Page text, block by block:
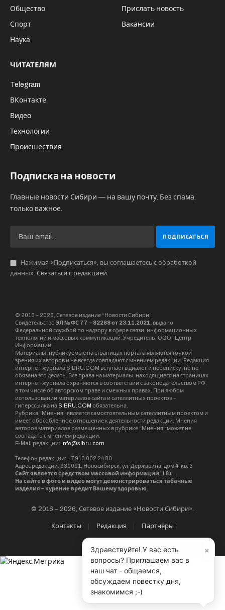
Общество
Спорт
Наука
Прислать новость
Вакансии
ЧИТАТЕЛЯМ
Telegram
ВКонтакте
Видео
Технологии
Происшествия
Подписка на новости
Главные новости Сибири — на вашу почту. Без спама,
только важное.
Нажимая «Подписаться», вы соглашаетесь с обработкой
данных. Связаться с редакцией.
© 2016 – 2026, Сетевое издание “Новости Сибири”.
Свидетельство ЭЛ № ФС 77 – 82268 от 23.11.2021, выдано
Федеральной службой по надзору в сфере связи, информационных
технологий и массовых коммуникаций. Учредитель: ООО “Центр
Информации”
Материалы, публикуемые на страницах портала являются точкой
зрения их авторов и не всегда совпадают с мнением редакции. Редакция
интернет-журнала SIBRU.COM вступает в диалог и переписку, но не
обязана это делать. Все права на материалы, находящиеся на страницах
интернет-журнала охраняются в соответствии с законодательством РФ,
в том числе об авторском праве и смежных правах. При любом
использовании материалов сайта и сателлитных проектов –
гиперссылка на SIBRU.COM обязательна.
Рубрика “Мнения” является самостоятельным сателлитным проектом и
имеет обособленное отношение к деятельности редакции. Мнения
авторов материалов размещенных в рубрике “Мнения” может не
совпадать с мнением редакции.
E-Mail редакции: info@sibru.com
Телефон редакции: +7 913 002 24 80
Адрес редакции: 630091, Новосибирск, ул. Державина, дом 4, кв. 3
Сайт является средством массовой информации. 18+.
На сайте в фото и видео могут демонстрироваться табачные
изделия – курение вредит Вашему здоровью.
© 2016 – 2026, Сетевое издание «Новости Сибири».
Контакты Редакция Партнёры
×
Здравствуйте! У вас есть
вопросы? Приглашаем вас в
наш чат - общаемся,
обсуждаем повестку дня,
знакомимся ;-)